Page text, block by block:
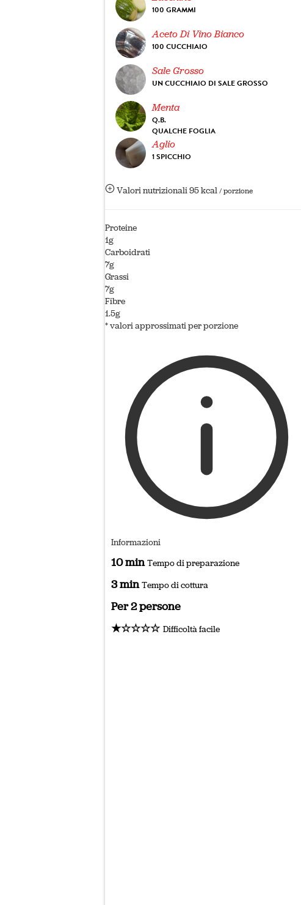
100 GRAMMI
Aceto Di Vino Bianco
100 CUCCHIAIO
Sale Grosso
UN CUCCHIAIO DI SALE GROSSO
Menta
Q.B.
QUALCHE FOGLIA
Aglio
1 SPICCHIO
Valori nutrizionali95 kcal/ porzione
Proteine
1g
Carboidrati
7g
Grassi
7g
Fibre
1.5g
* valori approssimati per porzione
Informazioni
10 minTempo di preparazione
3 minTempo di cottura
Per 2 persone
★☆☆☆☆ Difficoltà facile